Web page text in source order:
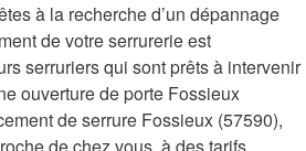
à la recherche d’un dépannage
de votre serrurerie est
serruriers qui sont prêts à intervenir
ouverture de porte Fossieux
de serrure Fossieux (57590),